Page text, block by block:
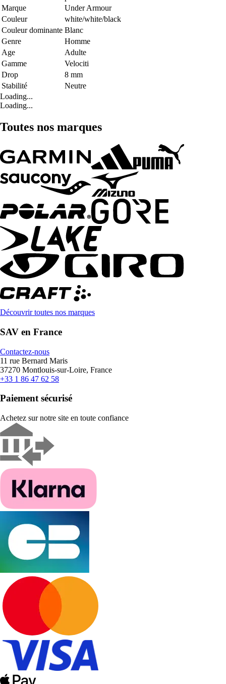
Marque
Under Armour
Couleur
white/white/black
Couleur dominante Blanc
Genre
Homme
Age
Adulte
Gamme
Velociti
Drop
8 mm
Stabilité
Neutre
Loading...
Loading...
Toutes nos marques
Découvrir toutes nos marques
SAV en France
Contactez-nous
11 rue Bernard Maris
37270 Montlouis-sur-Loire, France
+33 1 86 47 62 58
Paiement sécurisé
Achetez sur notre site en toute confiance